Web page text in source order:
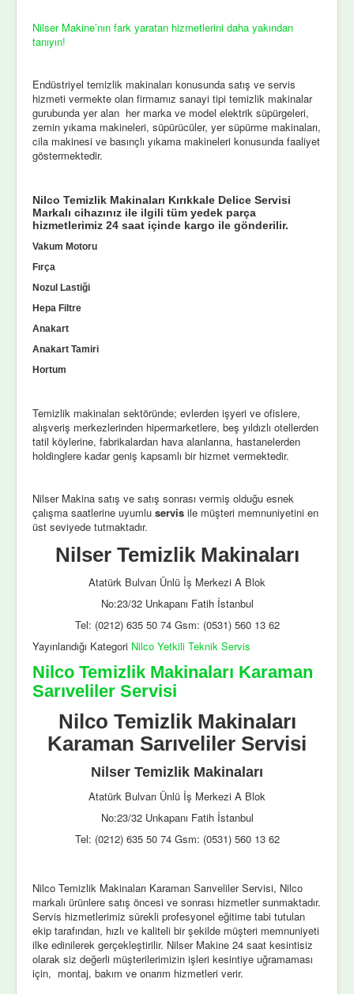
Nilser Makine’nın fark yaratan hizmetlerini daha yakından
tanıyın!
Endüstriyel temizlik makinaları konusunda satış ve servis
hizmeti vermekte olan firmamız sanayi tipi temizlik makinalar
gurubunda yer alan her marka ve model elektrik süpürgeleri,
zemin yıkama makineleri, süpürücüler, yer süpürme makinaları,
cila makinesi ve basınçlı yıkama makineleri konusunda faaliyet
göstermektedir.
Nilco Temizlik Makinaları Kırıkkale Delice Servisi
Markalı cihazınız ile ilgili tüm yedek parça
hizmetlerimiz 24 saat içinde kargo ile gönderilir.
Vakum Motoru
Fırça
Nozul Lastiği
Hepa Filtre
Anakart
Anakart Tamiri
Hortum
Temizlik makinaları sektöründe; evlerden işyeri ve ofislere,
alışveriş merkezlerinden hipermarketlere, beş yıldızlı otellerden
tatil köylerine, fabrikalardan hava alanlarına, hastanelerden
holdinglere kadar geniş kapsamlı bir hizmet vermektedir.
Nilser Makina satış ve satış sonrası vermiş olduğu esnek
çalışma saatlerine uyumlu servis ile müşteri memnuniyetini en
üst seviyede tutmaktadır.
Nilser Temizlik Makinaları
Atatürk Bulvarı Ünlü İş Merkezi A Blok
No:23/32 Unkapanı Fatih İstanbul
Tel: (0212) 635 50 74 Gsm: (0531) 560 13 62
Yayınlandığı Kategori Nilco Yetkili Teknik Servis
Nilco Temizlik Makinaları Karaman
Sarıveliler Servisi
Nilco Temizlik Makinaları
Karaman Sarıveliler Servisi
Nilser Temizlik Makinaları
Atatürk Bulvarı Ünlü İş Merkezi A Blok
No:23/32 Unkapanı Fatih İstanbul
Tel: (0212) 635 50 74 Gsm: (0531) 560 13 62
Nilco Temizlik Makinaları Karaman Sarıveliler Servisi, Nilco
markalı ürünlere satış öncesi ve sonrası hizmetler sunmaktadır.
Servis hizmetlerimiz sürekli profesyonel eğitime tabi tutulan
ekip tarafından, hızlı ve kaliteli bir şekilde müşteri memnuniyeti
ilke edinilerek gerçekleştirilir. Nilser Makine 24 saat kesintisiz
olarak siz değerli müşterilerimizin işleri kesintiye uğramaması
için, montaj, bakım ve onarım hizmetleri verir.